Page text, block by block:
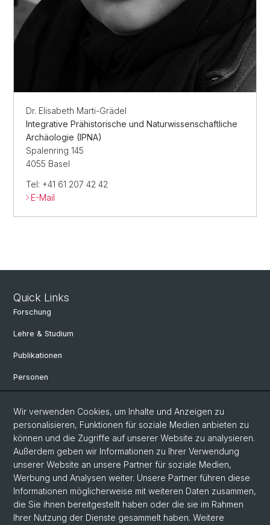
Dr. Elisabeth Marti-Grädel
Integrative Prähistorische und Naturwissenschaftliche
Archäologie (IPNA)
Spalenring 145
4055 Basel
Tel: +41 61 207 42 42
E-Mail
Quick Links
Forschung
Lehre & Studium
Publikationen
Personen
Kontakt und Anfahrt
Departement Altertumswissenschaften
Departement Umweltwissenschaften
Social Media
Wir verwenden Cookies, um Inhalte und Anzeigen zu
personalisieren, Funktionen für soziale Medien anbieten zu
können und die Zugriffe auf unserer Website zu analysieren.
Außerdem geben wir Informationen zu Ihrer Verwendung
unserer Website an unsere Partner für soziale Medien,
Werbung und Analysen weiter. Unsere Partner führen diese
Informationen möglicherweise mit weiteren Daten zusammen,
die Sie ihnen bereitgestellt haben oder die sie im Rahmen
Ihrer Nutzung der Dienste gesammelt haben. Weitere